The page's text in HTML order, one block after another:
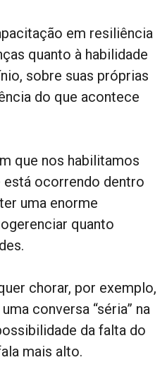
em resiliência
quanto à habilidade
sobre suas próprias
do que acontece
que nos habilitamos
ocorrendo dentro
uma enorme
quanto
chorar, por exemplo,
conversa “séria” na
da falta do
mais alto.